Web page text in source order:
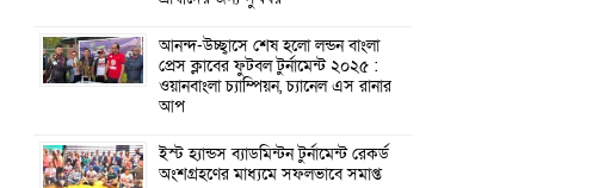
আনন্দ-উচ্ছ্বাসে শেষ হলো লন্ডন বাংলা
প্রেস ক্লাবের ফুটবল টুর্নামেন্ট ২০২৫ :
ওয়ানবাংলা চ্যাম্পিয়ন, চ্যানেল এস রানার
আপ
ইস্ট হ্যান্ডস ব্যাডমিন্টন টুর্নামেন্ট রেকর্ড
অংশগ্রহণের মাধ্যমে সফলভাবে সমাপ্ত